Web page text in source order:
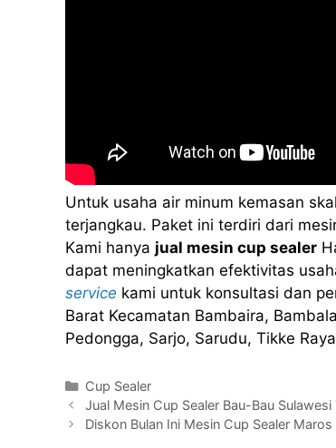
Untuk usaha air minum kemasan
terjangkau. Paket ini terdiri dari
Kami hanya jual mesin cup sealer
dapat meningkatkan efektivitas
service kami untuk konsultasi dan
Barat Kecamatan Bambaira,
Pedongga, Sarjo, Sarudu, Tikke
Kategori
Cup Sealer
Jual Mesin Cup Sealer Bau-Bau
Diskon Bulan Ini Mesin Cup Sealer